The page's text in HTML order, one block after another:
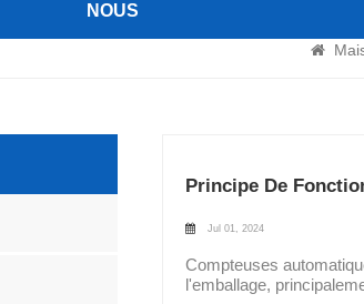
NOUS
Principe De
Jul 01, 2024
Compteuses
l'emballage,